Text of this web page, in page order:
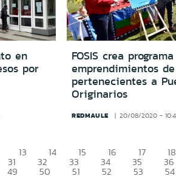
en
por
FOSIS crea
emprendimientos
pertenecientes a
Originarios
REDMAULE 20/08/2020 -
13 14 15 16 17 18
31 32 33 34 35 36
49 50 51 52 53 54